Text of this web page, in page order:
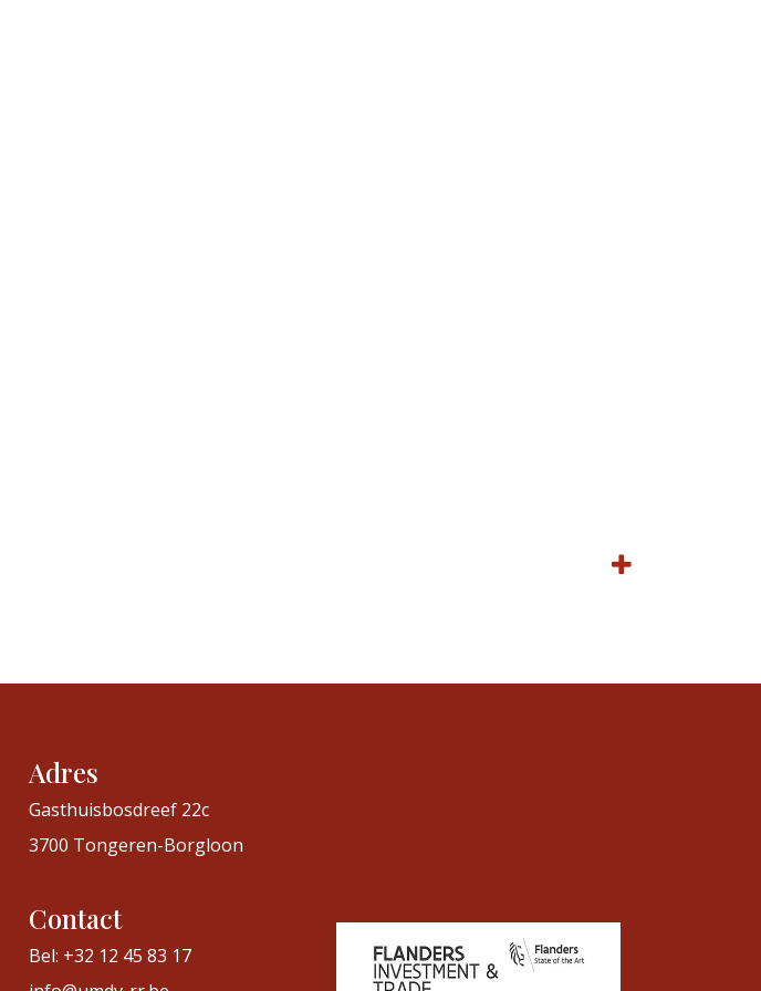
Adres
Gasthuisbosdreef 22c
3700 Tongeren-Borgloon
Contact
Bel: +32 12 45 83 17